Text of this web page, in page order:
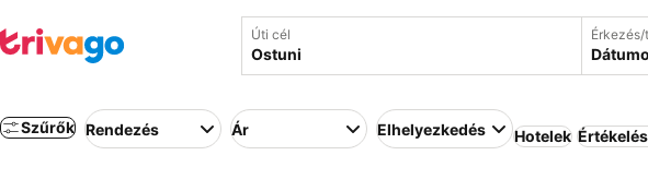
Úti cél
Szűrők Rendezés Ár Elhelyezkedés Hotelek